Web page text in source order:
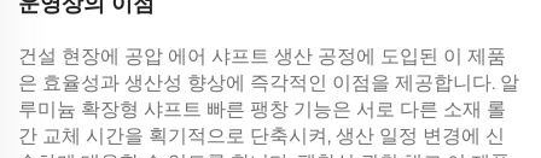
건설 현장에 공압 에어 샤프트 생산 공정에 도입된 이 제품
은 효율성과 생산성 향상에 즉각적인 이점을 제공합니다. 알
루미늄 확장형 샤프트 빠른 팽창 기능은 서로 다른 소재 롤
간 교체 시간을 획기적으로 단축시켜, 생산 일정 변경에 신